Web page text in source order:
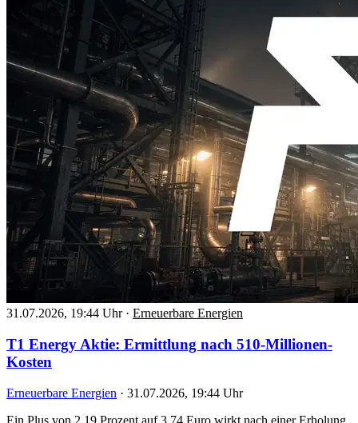
31.07.2026, 19:44 Uhr · Erneuerbare Energien
T1 Energy Aktie: Ermittlung nach 510-Millionen-
Kosten
Erneuerbare Energien · 31.07.2026, 19:44 Uhr
Ein Plus von 2,19 Prozent auf 3,74 Euro wirkt nach einer Erholung.